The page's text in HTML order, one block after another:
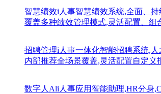
智慧绩效i人事智慧绩效系统,全面、
覆盖多种绩效管理模式,灵活配置、
招聘管理i人事一体化智能招聘系统,
内部推荐全场景覆盖,灵活配置自定
数字人Ali人事应用智能助理,HR分身